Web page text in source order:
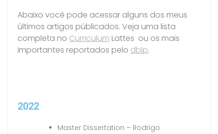
Abaixo você pode acessar alguns dos meus
últimos artigos públicados. Veja uma lista
completa no Curriculum Lattes ou os mais
importantes reportados pelo dblp.
2022
Master Dissertation – Rodrigo